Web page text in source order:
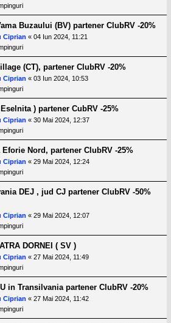
Buzaului (BV) partener ClubRV -20%
Ciprian « 04 Iun 2024, 11:21
(CT), partener ClubRV -20%
Ciprian « 03 Iun 2024, 10:53
) partener CubRV -25%
Ciprian « 30 Mai 2024, 12:37
Nord, partener ClubRV -25%
Ciprian « 29 Mai 2024, 12:24
DEJ , jud CJ partener ClubRV -50%
Ciprian « 29 Mai 2024, 12:07
DORNEI ( SV )
Ciprian « 27 Mai 2024, 11:49
in Transilvania partener ClubRV -20%
Ciprian « 27 Mai 2024, 11:42